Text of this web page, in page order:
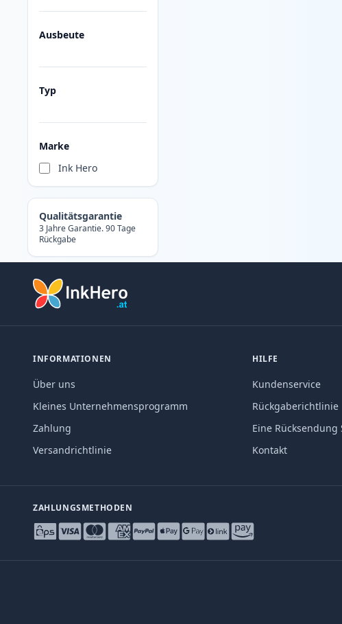
Ausbeute
Typ
Marke
Ink Hero
Qualitätsgarantie
3 Jahre Garantie. 90 Tage
Rückgabe
INFORMATIONEN
Über uns
Kleines Unternehmensprogramm
Zahlung
Versandrichtlinie
HILFE
Kundenservice
Rückgaberichtlinie
Eine Rücksendung
Kontakt
ZAHLUNGSMETHODEN